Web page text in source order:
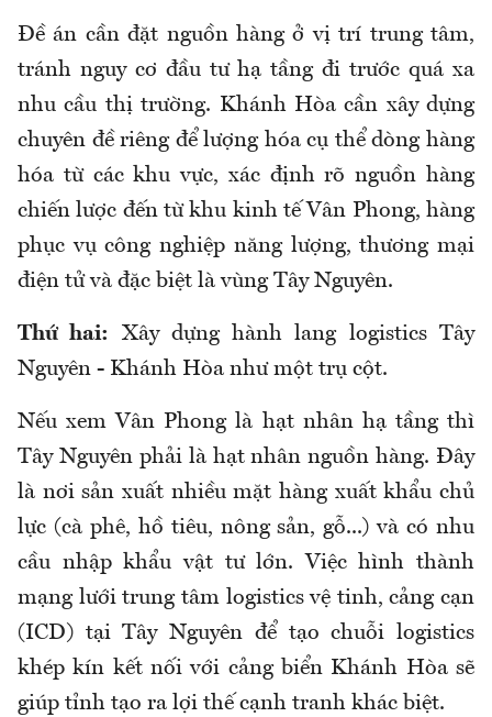
Đề án cần đặt nguồn hàng ở vị trí trung tâm,
tránh nguy cơ đầu tư hạ tầng đi trước quá xa
nhu cầu thị trường. Khánh Hòa cần xây dựng
chuyên đề riêng để lượng hóa cụ thể dòng hàng
hóa từ các khu vực, xác định rõ nguồn hàng
chiến lược đến từ khu kinh tế Vân Phong, hàng
phục vụ công nghiệp năng lượng, thương mại
điện tử và đặc biệt là vùng Tây Nguyên.
Thứ hai:
Xây dựng hành lang logistics Tây
Nguyên - Khánh Hòa như một trụ cột.
Nếu xem Vân Phong là hạt nhân hạ tầng thì
Tây Nguyên phải là hạt nhân nguồn hàng. Đây
là nơi sản xuất nhiều mặt hàng xuất khẩu chủ
lực (cà phê, hồ tiêu, nông sản, gỗ...) và có nhu
cầu nhập khẩu vật tư lớn. Việc hình thành
mạng lưới trung tâm logistics vệ tinh, cảng cạn
(ICD) tại Tây Nguyên để tạo chuỗi logistics
khép kín kết nối với cảng biển Khánh Hòa sẽ
giúp tỉnh tạo ra lợi thế cạnh tranh khác biệt.